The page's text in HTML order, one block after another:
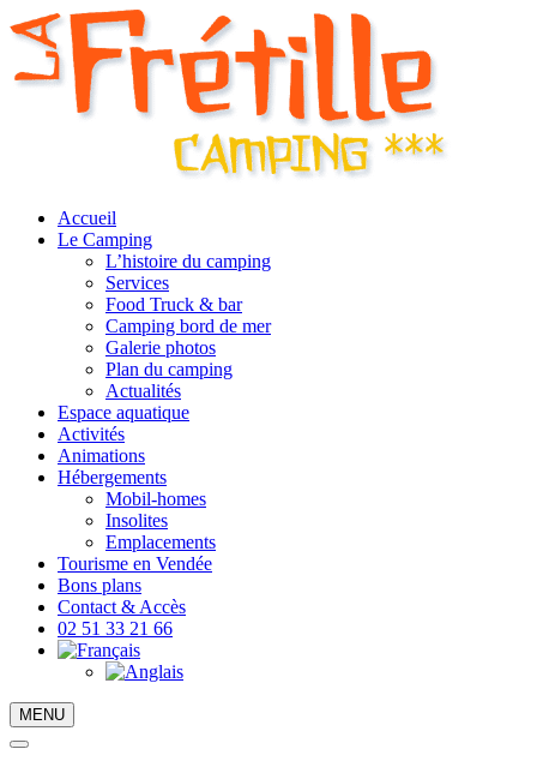
Accueil
Le Camping
L’histoire du camping
Services
Food Truck & bar
Camping bord de mer
Galerie photos
Plan du camping
Actualités
Espace aquatique
Activités
Animations
Hébergements
Mobil-homes
Insolites
Emplacements
Tourisme en Vendée
Bons plans
Contact & Accès
02 51 33 21 66
MENU